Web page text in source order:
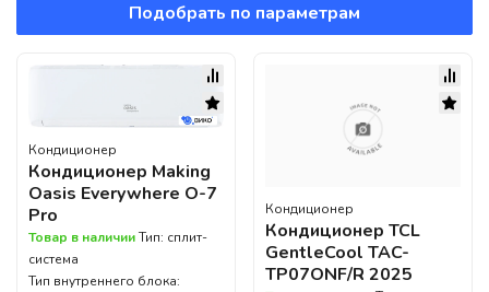
По всем вопросам
sales@viko-t.by
Оплата и доставка
Контакты
220118, г. Минск, ул. Крупской, д.
Подобрать по параметрам
Кондиционер
Кондиционер Making
Oasis Everywhere O-7
Pro
Товар в наличииТип: сплит-
система
Тип внутреннего блока:
Кондиционер
Кондиционер TCL
GentleCool TAC-
TP07ONF/R 2025